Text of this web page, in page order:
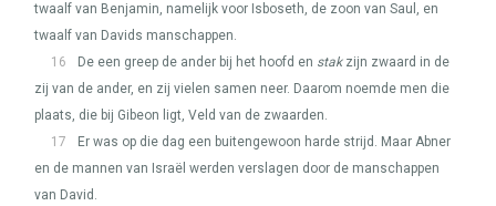
twaalf van Benjamin, namelijk voor Isboseth, de zoon van Saul, en
twaalf van Davids manschappen.
16
De een greep de ander bij het hoofd en stakzijn zwaard in de
zij van de ander, en zij vielen samen neer. Daarom noemde men die
plaats, die bij Gibeon ligt, Veld van de zwaarden.
17
Er was op die dag een buitengewoon harde strijd. Maar Abner
en de mannen van Israël werden verslagen door de manschappen
van David.